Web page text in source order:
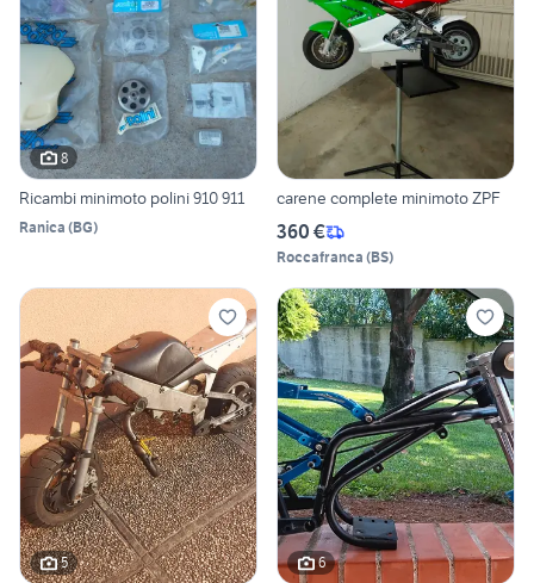
8
Ricambi minimoto polini 910 911
Ranica (BG)
carene complete minimoto ZPF
360 €
Roccafranca (BS)
5 6